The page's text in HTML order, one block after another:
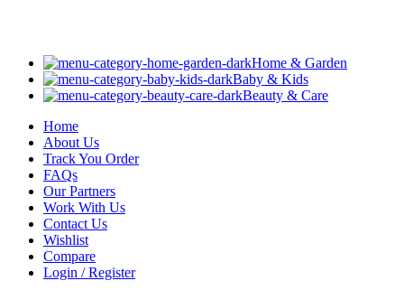
Home & Garden
Baby & Kids
Beauty & Care
Home
About Us
Track You Order
FAQs
Our Partners
Work With Us
Contact Us
Wishlist
Compare
Login / Register